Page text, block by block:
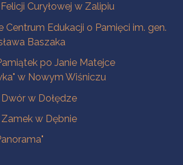
Curyłowej w Zalipiu
Centrum Edukacji o Pamięci im. gen.
Baszaka
po Janie Matejce
w Nowym Wiśniczu
w Dołędze
w Dębnie